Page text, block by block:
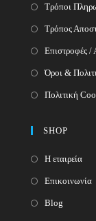
Τρόποι
Τρόπος
Επιστροφές /
Όροι &
Πολιτική
SHOP
Η εταιρεία
Επικοινωνία
Blog